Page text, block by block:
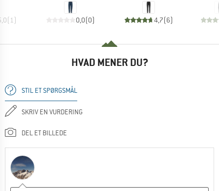
(1) 0,0(0) 4,7(6)
HVAD MENER DU?
STIL ET SPØRGSMÅL
SKRIV EN VURDERING
DEL ET BILLEDE